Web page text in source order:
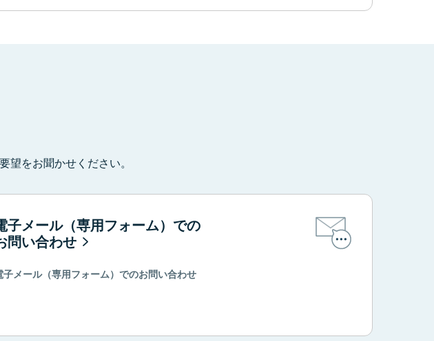
をお聞かせください。
子メール（専用フォーム）での
問い合わせ
子メール（専用フォーム）でのお問い合わせ